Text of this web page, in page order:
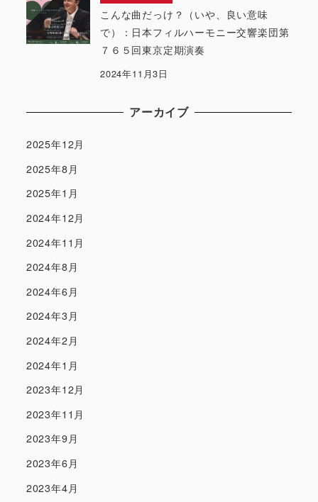
こんな曲だっけ？（いや、良い意味
で）：日本フィルハーモニー交響楽団第
７６５回東京定期演奏
2024年11月3日
アーカイブ
2025年12月
2025年8月
2025年1月
2024年12月
2024年11月
2024年8月
2024年6月
2024年3月
2024年2月
2024年1月
2023年12月
2023年11月
2023年9月
2023年6月
2023年4月